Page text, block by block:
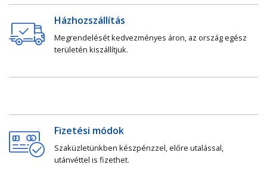
Házhozszállítás
Megrendelését kedvezményes áron, az ország egész
területén kiszállítjuk.
Fizetési módok
Szaküzletünkben készpénzzel, előre utalással,
utánvéttel is fizethet.